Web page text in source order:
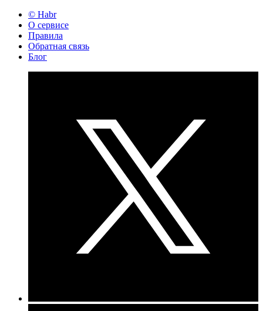
© Habr
О сервисе
Правила
Обратная связь
Блог